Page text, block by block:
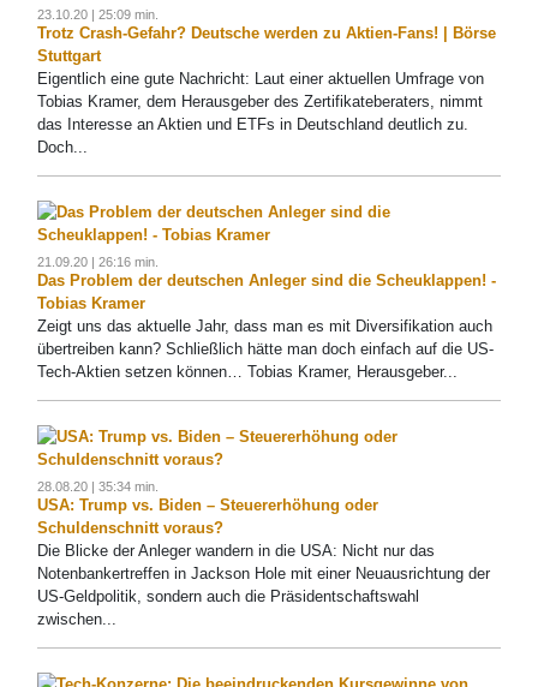
23.10.20 | 25:09 min.
Trotz Crash-Gefahr? Deutsche werden zu Aktien-Fans! | Börse
Stuttgart
Eigentlich eine gute Nachricht: Laut einer aktuellen Umfrage von
Tobias Kramer, dem Herausgeber des Zertifikateberaters, nimmt
das Interesse an Aktien und ETFs in Deutschland deutlich zu.
Doch...
21.09.20 | 26:16 min.
Das Problem der deutschen Anleger sind die Scheuklappen! -
Tobias Kramer
Zeigt uns das aktuelle Jahr, dass man es mit Diversifikation auch
übertreiben kann? Schließlich hätte man doch einfach auf die US-
Tech-Aktien setzen können… Tobias Kramer, Herausgeber...
28.08.20 | 35:34 min.
USA: Trump vs. Biden – Steuererhöhung oder
Schuldenschnitt voraus?
Die Blicke der Anleger wandern in die USA: Nicht nur das
Notenbankertreffen in Jackson Hole mit einer Neuausrichtung der
US-Geldpolitik, sondern auch die Präsidentschaftswahl
zwischen...